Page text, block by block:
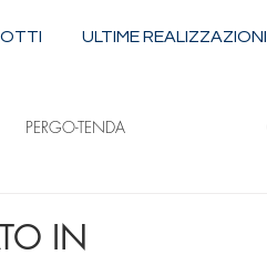
ULTIME REALIZZAZIONI
PERGO-TENDA
IN